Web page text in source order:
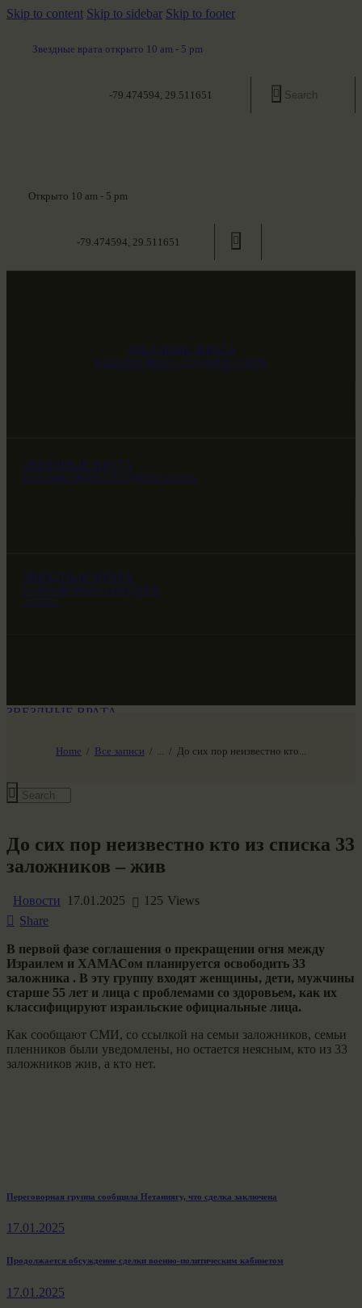
Skip to content Skip to sidebar Skip to footer
Звездные врата открыто 10 am - 5 pm
-79.474594, 29.511651
Открыто 10 am - 5 pm
-79.474594, 29.511651
ЗВЕЗДНЫЕ ВРАТА
НАШ МИР ВЧЕРА СЕГОДНЯ И ЗАВТРА
ЗВЕЗДНЫЕ ВРАТА
НАШ МИР ВЧЕРА СЕГОДНЯ И ЗАВТРА
ЗВЕЗДНЫЕ ВРАТА
НАШ МИР ВЧЕРА СЕГОДНЯ И
ЗАВТРА
Home Все записи До сих пор неизвестно кто...
ЗВЕЗДНЫЕ ВРАТА
SG-6
До сих пор неизвестно кто из списка 33
заложников – жив
Новости 17.01.2025 125 Views
Share
В первой фазе соглашения о прекращении огня между
Израилем и ХАМАСом планируется освободить 33
заложника . В эту группу входят женщины, дети, мужчины
старше 55 лет и лица с проблемами со здоровьем, как их
классифицируют израильские официальные лица.
Как сообщают СМИ, со ссылкой на семьи заложников, семьи
пленников были уведомлены, но остается неясным, кто из 33
заложников жив, а кто нет.
Навигация
по
Previous
Переговорная группа сообщила Нетаниягу, что сделка заключена
17.01.2025
Next
Продолжается обсуждение сделки военно-политическим кабинетом
17.01.2025